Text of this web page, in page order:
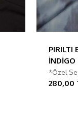
PIRILTI
İNDİGO
*Özel
280,00